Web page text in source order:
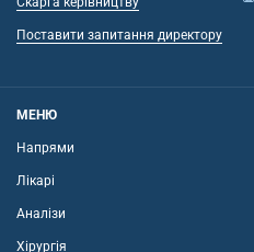
Поставити запитання директору
МЕНЮ
Напрями
Лікарі
Аналізи
Хірургія